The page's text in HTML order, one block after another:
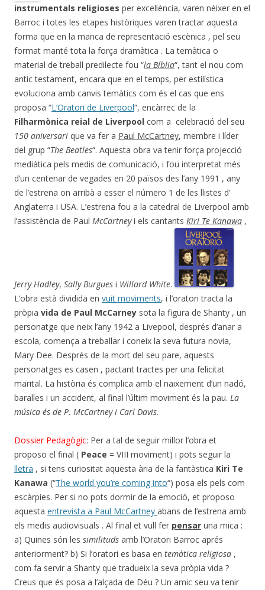
instrumentals religioses per excel·lència, varen néixer en el
Barroc i totes les etapes històriques varen tractar aquesta
forma que en la manca de representació escènica , pel seu
format manté tota la força dramàtica . La temàtica o
material de treball predilecte fou “la Bíblia“, tant el nou com
antic testament, encara que en el temps, per estilística
evoluciona amb canvis temàtics com és el cas que ens
proposa “L’Oratori de Liverpool“, encàrrec de la
Filharmònica reial de Liverpool com a celebració del seu
150 aniversari que va fer a Paul McCartney, membre i líder
del grup “The Beatles“. Aquesta obra va tenir força projecció
mediàtica pels medis de comunicació, i fou interpretat més
d’un centenar de vegades en 20 països des l’any 1991 , any
de l’estrena on arribà a esser el número 1 de les llistes d’
Anglaterra i USA. L’estrena fou a la catedral de Liverpool amb
l’assistència de Paul McCartneyi els cantants Kiri Te Kanawa ,
Jerry Hadley, Sally Burgues i Willard White.
L’obra està dividida en vuit moviments, i l’oratori tracta la
pròpia vida de Paul McCarney sota la figura de Shanty , un
personatge que neix l’any 1942 a Livepool, després d’anar a
escola, comença a treballar i coneix la seva futura novia,
Mary Dee. Després de la mort del seu pare, aquests
personatges es casen , pactant tractes per una felicitat
marital. La història és complica amb el naixement d’un nadó,
baralles i un accident, al final l’últim moviment és la pau. La
música és de P. McCartney i Carl Davis.
Dossier Pedagògic: Per a tal de seguir millor l’obra et
proposo el final ( Peace = VIII moviment) i pots seguir la
lletra , si tens curiositat aquesta ària de la fantàstica Kiri Te
Kanawa (“The world you’re coming into“) posa els pels com
escàrpies. Per si no pots dormir de la emoció, et proposo
aquesta entrevista a Paul McCartney abans de l’estrena amb
els medis audiovisuals . Al final et vull fer pensar una mica :
a) Quines són les similituds amb l’Oratori Barroc aprés
anteriorment? b) Si l’oratori es basa en temàtica religiosa ,
com fa servir a Shanty que tradueix la seva pròpia vida ?
Creus que és posa a l’alçada de Déu ? Un amic seu va tenir